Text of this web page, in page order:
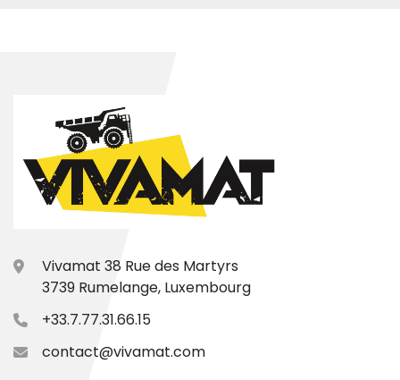
Vivamat 38 Rue des Martyrs
3739 Rumelange, Luxembourg
+33.7.77.31.66.15
contact@vivamat.com